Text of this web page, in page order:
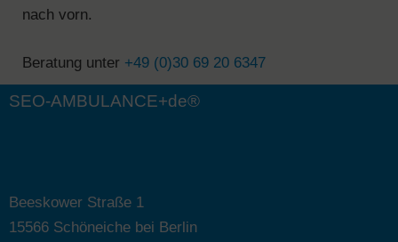
nach vorn.
Beratung unter +49 (0)30 69 20 6347
SEO-AMBULANCE+de®
Beeskower Straße 1
15566 Schöneiche bei Berlin